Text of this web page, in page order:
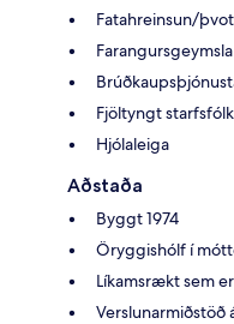
Fatahreinsun/
Farangursgeymsla
Fjöltyngt starfsfólk
Hjólaleiga
Aðstaða
Byggt 1974
Öryggishólf í
Líkamsrækt sem
Verslunarmiðstöð